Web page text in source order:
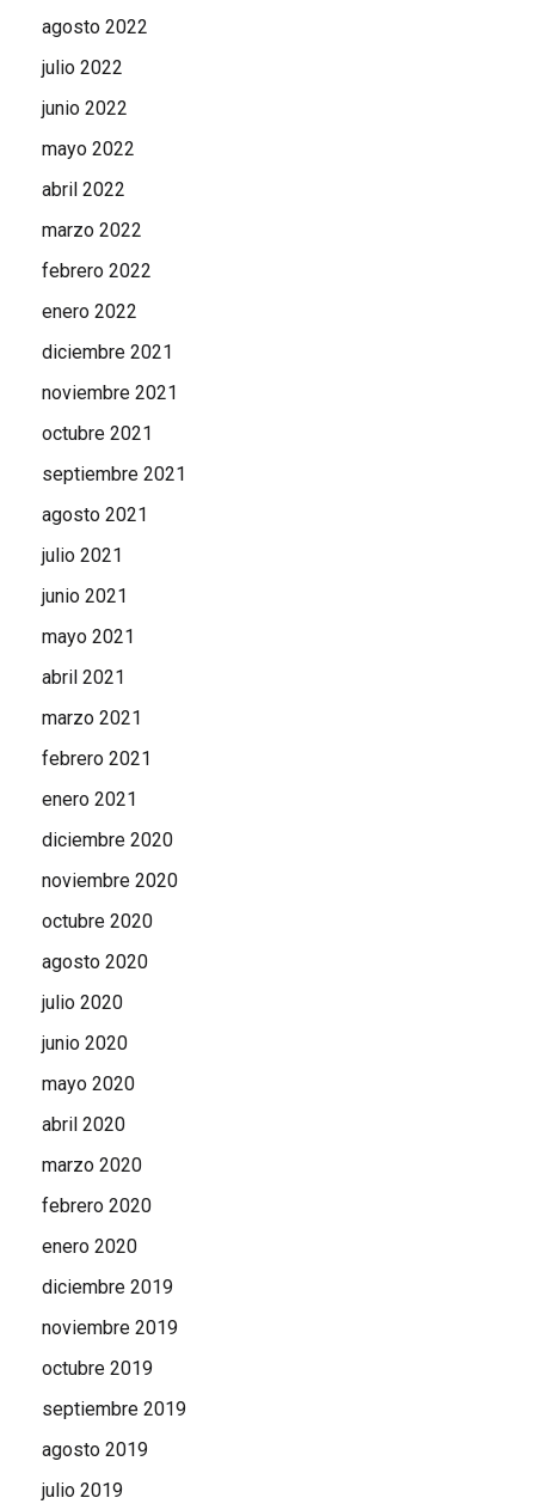
agosto 2022
julio 2022
junio 2022
mayo 2022
abril 2022
marzo 2022
febrero 2022
enero 2022
diciembre 2021
noviembre 2021
octubre 2021
septiembre 2021
agosto 2021
julio 2021
junio 2021
mayo 2021
abril 2021
marzo 2021
febrero 2021
enero 2021
diciembre 2020
noviembre 2020
octubre 2020
agosto 2020
julio 2020
junio 2020
mayo 2020
abril 2020
marzo 2020
febrero 2020
enero 2020
diciembre 2019
noviembre 2019
octubre 2019
septiembre 2019
agosto 2019
julio 2019